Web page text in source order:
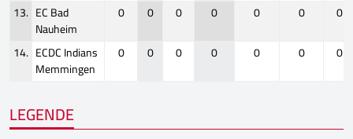
13. EC Bad
Nauheim
0 0 0 0 0 0
0
14. ECDC Indians
Memmingen
0 0 0 0 0 0 0
LEGENDE